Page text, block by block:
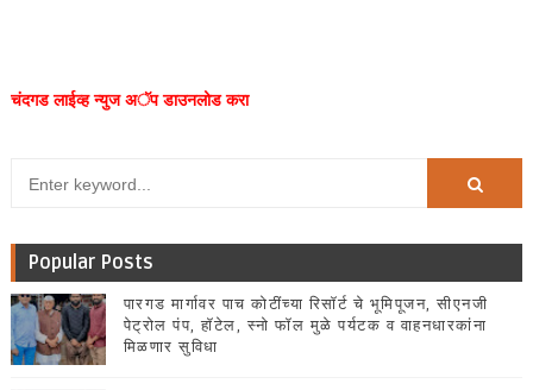
चंदगड लाईव्ह न्युज अॅप डाउनलोड करा
Popular Posts
पारगड मार्गावर पाच कोटींच्या रिसॉर्ट चे भूमिपूजन, सीएनजी
पेट्रोल पंप, हॉटेल, स्नो फॉल मुळे पर्यटक व वाहनधारकांना
मिळणार सुविधा